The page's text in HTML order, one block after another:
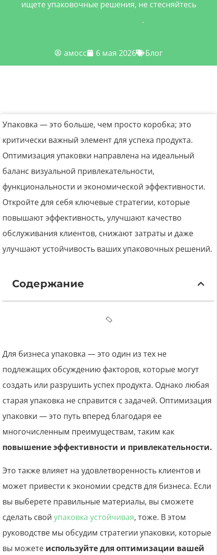
ищете упаковочные решения, не стесняйтесь
.
амосс 6 мая 2026 Блог
Упаковка — это больше, чем просто коробка; это
критически важный элемент для успеха продукта.
Оптимизация упаковки направлена ​​на идеальный
баланс визуальной привлекательности,
функциональности и экономической эффективности.
Откройте для себя ключевые стратегии, которые
повышают эффективность, улучшают качество
обслуживания клиентов, снижают затраты и даже
улучшают устойчивость ваших упаковочных решений.
Содержание
Для бизнеса упаковка — это один из тех не
подлежащих обсуждению факторов, которые могут
создать или разрушить успех продукта. Однако любая
старая упаковка не справится с задачей. Оптимизация
упаковки — это путь вперед благодаря ее
многочисленным преимуществам, таким как
повышение эффективности и привлекательности.
Это также влияет на удовлетворенность клиентов и
может привести к экономии средств для бизнеса. Если
вы выберете правильные материалы, вы сможете
сделать свой упаковка устойчивая, тоже. В этом
руководстве мы обсудим стратегии упаковки, которые
вы можете используйте для оптимизации вашей